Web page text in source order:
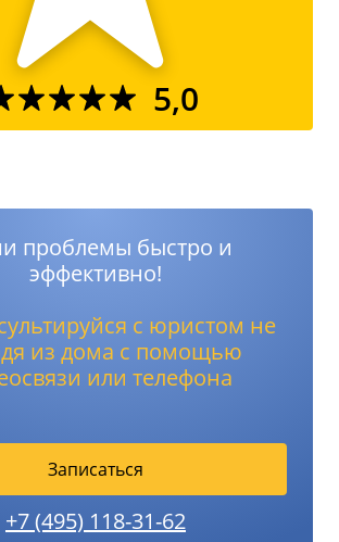
5,0
проблемы быстро и
эффективно!
с юристом не
из дома с помощью
или телефона
Записаться
+7 (495) 118-31-62